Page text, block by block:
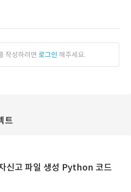
작성하려면 로그인 해주세요.
트
신고 파일 생성 Python 코드